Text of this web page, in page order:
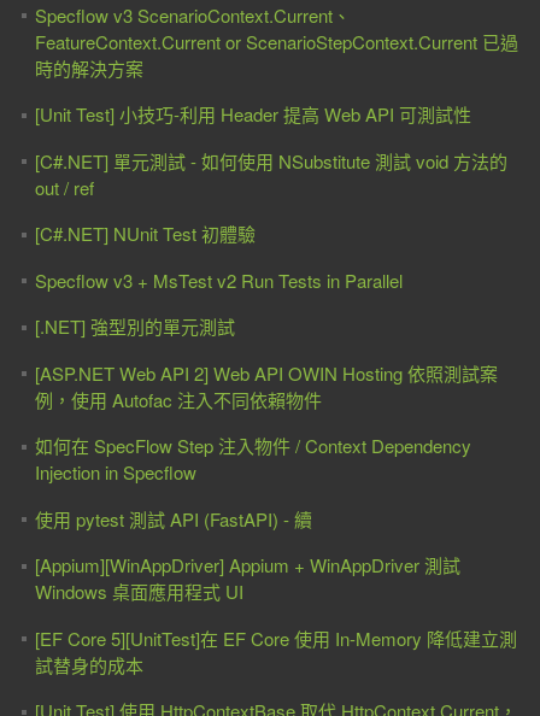
Specflow v3 ScenarioContext.Current、
FeatureContext.Current or ScenarioStepContext.Current 已過
時的解決方案
[Unit Test] 小技巧-利用 Header 提高 Web API 可測試性
[C#.NET] 單元測試 - 如何使用 NSubstitute 測試 void 方法的
out / ref
[C#.NET] NUnit Test 初體驗
Specflow v3 + MsTest v2 Run Tests in Parallel
[.NET] 強型別的單元測試
[ASP.NET Web API 2] Web API OWIN Hosting 依照測試案
例，使用 Autofac 注入不同依賴物件
如何在 SpecFlow Step 注入物件 / Context Dependency
Injection in Specflow
使用 pytest 測試 API (FastAPI) - 續
[Appium][WinAppDriver] Appium + WinAppDriver 測試
Windows 桌面應用程式 UI
[EF Core 5][UnitTest]在 EF Core 使用 In-Memory 降低建立測
試替身的成本
[Unit Test] 使用 HttpContextBase 取代 HttpContext.Current，